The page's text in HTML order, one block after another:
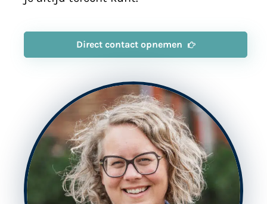
Direct contact opnemen